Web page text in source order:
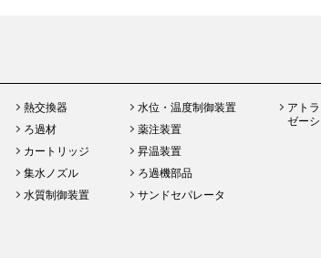
熱交換器
ろ過材
カートリッジ
集水ノズル
水質制御装置
水位・温度制御装置
薬注装置
昇温装置
ろ過機部品
サンドセパレータ
アト
ゼー